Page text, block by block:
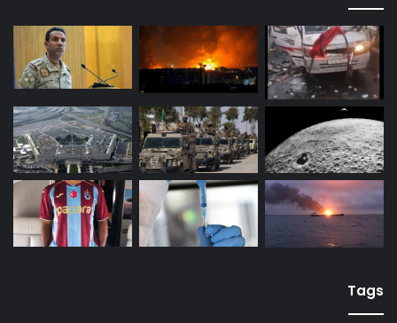
Tags